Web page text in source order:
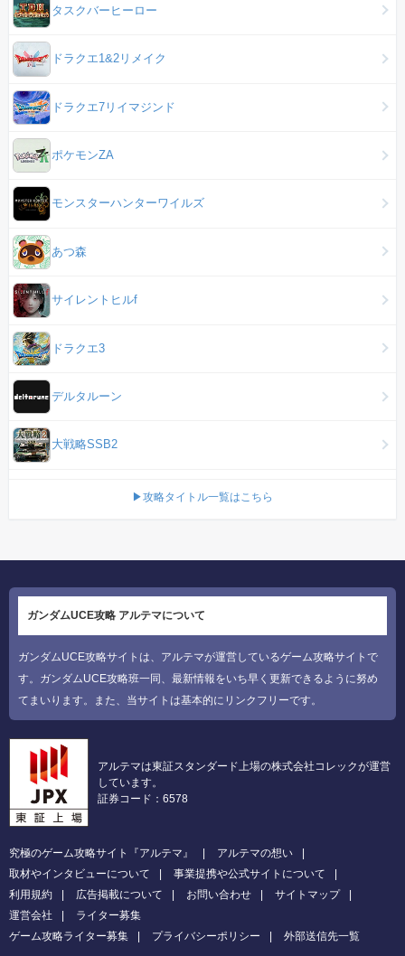
タスクバーヒーロー
ドラクエ1&2リメイク
ドラクエ7リイマジンド
ポケモンZA
モンスターハンターワイルズ
あつ森
サイレントヒルf
ドラクエ3
デルタルーン
大戦略SSB2
▶攻略タイトル一覧はこちら
ガンダムUCE攻略 アルテマについて
ガンダムUCE攻略サイトは、アルテマが運営しているゲーム攻略サイトで
す。ガンダムUCE攻略班一同、最新情報をいち早く更新できるように努め
てまいります。また、当サイトは基本的にリンクフリーです。
アルテマは東証スタンダード上場の株式会社コレックが運営
しています。
証券コード：6578
究極のゲーム攻略サイト『アルテマ』
アルテマの想い
取材やインタビューについて
事業提携や公式サイトについて
利用規約
広告掲載について お問い合わせ
サイトマップ
運営会社
ライター募集
ゲーム攻略ライター募集
プライバシーポリシー 外部送信先一覧